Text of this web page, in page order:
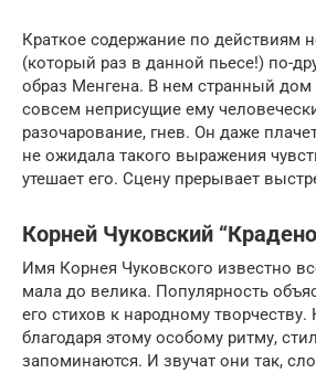
Краткое содержание по действиям
(который раз в данной пьесе!) по-
образ Менгена. В нем странный дом
совсем неприсущие ему
разочарование, гнев. Он даже
не ожидала такого выражения
утешает его. Сцену прерывает
Корней Чуковский
Имя Корнея Чуковского известно
мала до велика. Популярность
его стихов к народному творчеству.
благодаря этому особому ритму,
запоминаются. И звучат они так,